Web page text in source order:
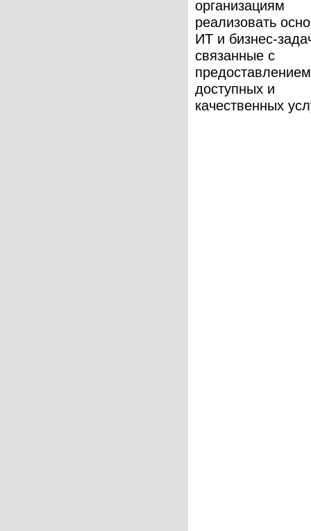
организациям
реализовать
ИТ и бизнес-
связанные с
предоставлением
доступных и
качественных